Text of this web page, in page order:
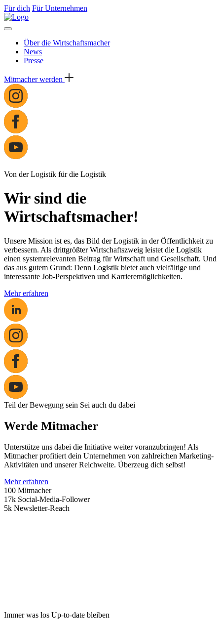
Für dich Für Unternehmen
Über die Wirtschaftsmacher
News
Presse
Mitmacher werden
Von der Logistik für die Logistik
Wir sind die
Wirtschaftsmacher!
Unsere Mission ist es, das Bild der Logistik in der Öffentlichkeit zu
verbessern. Als drittgrößter Wirtschaftszweig leistet die Logistik
einen systemrelevanten Beitrag für Wirtschaft und Gesellschaft. Und
das aus gutem Grund: Denn Logistik bietet auch vielfältige und
interessante Job-Perspektiven und Karrieremöglichkeiten.
Mehr erfahren
Teil der Bewegung sein Sei auch du dabei
Werde Mitmacher
Unterstütze uns dabei die Initiative weiter voranzubringen! Als
Mitmacher profitiert dein Unternehmen von zahlreichen Marketing-
Aktivitäten und unserer Reichweite. Überzeug dich selbst!
Mehr erfahren
100 Mitmacher
17k Social-Media-Follower
5k Newsletter-Reach
Immer was los Up-to-date bleiben